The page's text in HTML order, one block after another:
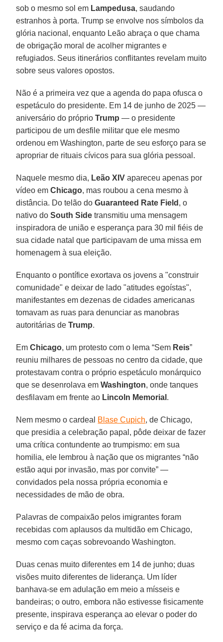
sob o mesmo sol em Lampedusa, saudando
estranhos à porta. Trump se envolve nos símbolos da
glória nacional, enquanto Leão abraça o que chama
de obrigação moral de acolher migrantes e
refugiados. Seus itinerários conflitantes revelam muito
sobre seus valores opostos.
Não é a primeira vez que a agenda do papa ofusca o
espetáculo do presidente. Em 14 de junho de 2025 —
aniversário do próprioTrump — o presidente
participou de um desfile militar que ele mesmo
ordenou em Washington, parte de seu esforço para se
apropriar de rituais cívicos para sua glória pessoal.
Naquele mesmo dia, Leão XIV apareceu apenas por
vídeo emChicago, mas roubou a cena mesmo à
distância. Do telão doGuaranteed Rate Field , o
nativo doSouth Side transmitiu uma mensagem
inspiradora de união e esperança para 30 mil fiéis de
sua cidade natal que participavam de uma missa em
homenagem à sua eleição.
Enquanto o pontífice exortava os jovens a "construir
comunidade" e deixar de lado "atitudes egoístas",
manifestantes em dezenas de cidades americanas
tomavam as ruas para denunciar as manobras
autoritárias deTrump.
EmChicago, um protesto com o lema “Sem Reis”
reuniu milhares de pessoas no centro da cidade, que
protestavam contra o próprio espetáculo monárquico
que se desenrolava emWashington, onde tanques
desfilavam em frente ao Lincoln Memorial .
Nem mesmo o cardeal Blase Cupich, de Chicago,
que presidia a celebração papal, pôde deixar de fazer
uma crítica contundente ao trumpismo: em sua
homilia, ele lembrou à nação que os migrantes “não
estão aqui por invasão, mas por convite” —
convidados pela nossa própria economia e
necessidades de mão de obra.
Palavras de compaixão pelos imigrantes foram
recebidas com aplausos da multidão em Chicago,
mesmo com caças sobrevoando Washington.
Duas cenas muito diferentes em 14 de junho; duas
visões muito diferentes de liderança. Um líder
banhava-se em adulação em meio a mísseis e
bandeiras; o outro, embora não estivesse fisicamente
presente, inspirava esperança ao elevar o poder do
serviço e da fé acima da força.